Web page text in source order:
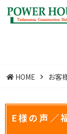
HOME お客
E様の声／